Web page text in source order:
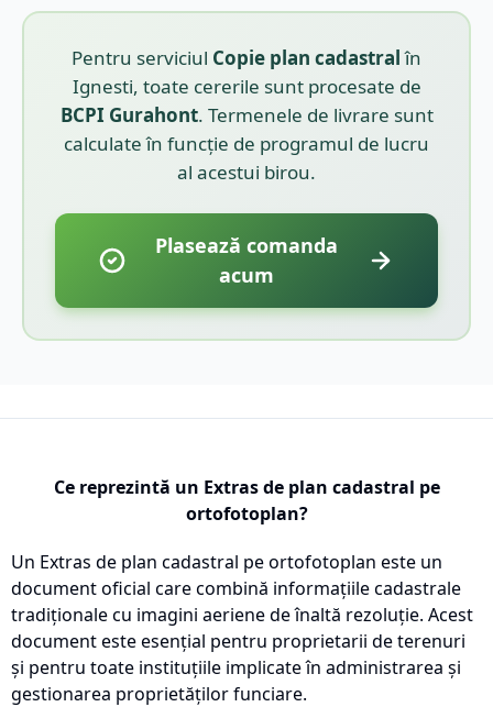
Pentru serviciul Copie plan cadastralîn
Ignesti, toate cererile sunt procesate de
BCPI Gurahont. Termenele de livrare sunt
calculate în funcție de programul de lucru
al acestui birou.
Plasează comanda
acum
Ce reprezintă un Extras de plan cadastral pe
ortofotoplan?
Un Extras de plan cadastral pe ortofotoplan este un
document oficial care combină informațiile cadastrale
tradiționale cu imagini aeriene de înaltă rezoluție. Acest
document este esențial pentru proprietarii de terenuri
și pentru toate instituțiile implicate în administrarea și
gestionarea proprietăților funciare.